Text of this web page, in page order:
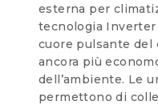
esterna per
tecnologia Inverter
cuore pulsante del
ancora più
dell’ambiente. Le
permettono di